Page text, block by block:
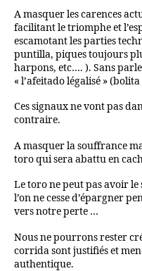
A masquer les carences
facilitant le triomphe et
escamotant les parties
puntilla, piques toujours
harpons, etc…. ). Sans
« l’afeitado légalisé »
Ces signaux ne vont pas
contraire.
A masquer la souffrance
toro qui sera abattu en
Le toro ne peut pas avoir
l’on ne cesse d’épargner
vers notre perte …
Nous ne pourrons rester
corrida sont justifiés et
authentique.